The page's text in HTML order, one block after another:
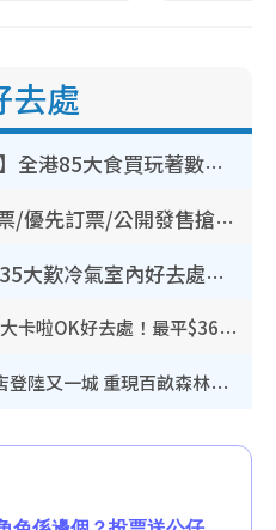
去處
【8月生日優惠2026】全港85大食買玩著數攻略 自助餐/火鍋放題同行免費＋誠品/DONKI送現金券
人夫集團｜Klook套票/優先訂票/公開發售搶飛攻略！附票價.購票連結.場地座位表
香港室內好去處｜逾35大歎冷氣室內好去處推介 室內活動免費避雨無懼落雨
唱K推介2026︱全港13大卡啦OK好去處！最平$36起 日文K都有！(附地址+收費詳情)
小熊維尼100週年快閃店登陸又一城 重現百畝森林經典場景／獨家限定盲盒登場／專屬DIY香水